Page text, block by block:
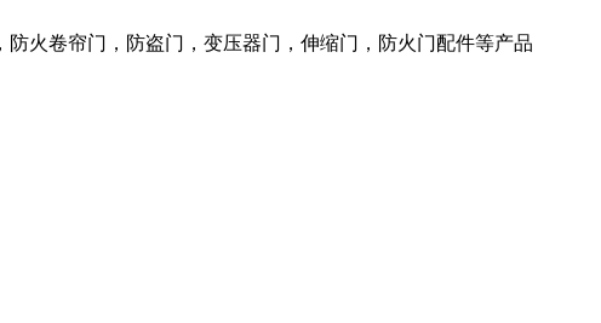
火卷帘门，防盗门，变压器门，伸缩门，防火门配件等产品